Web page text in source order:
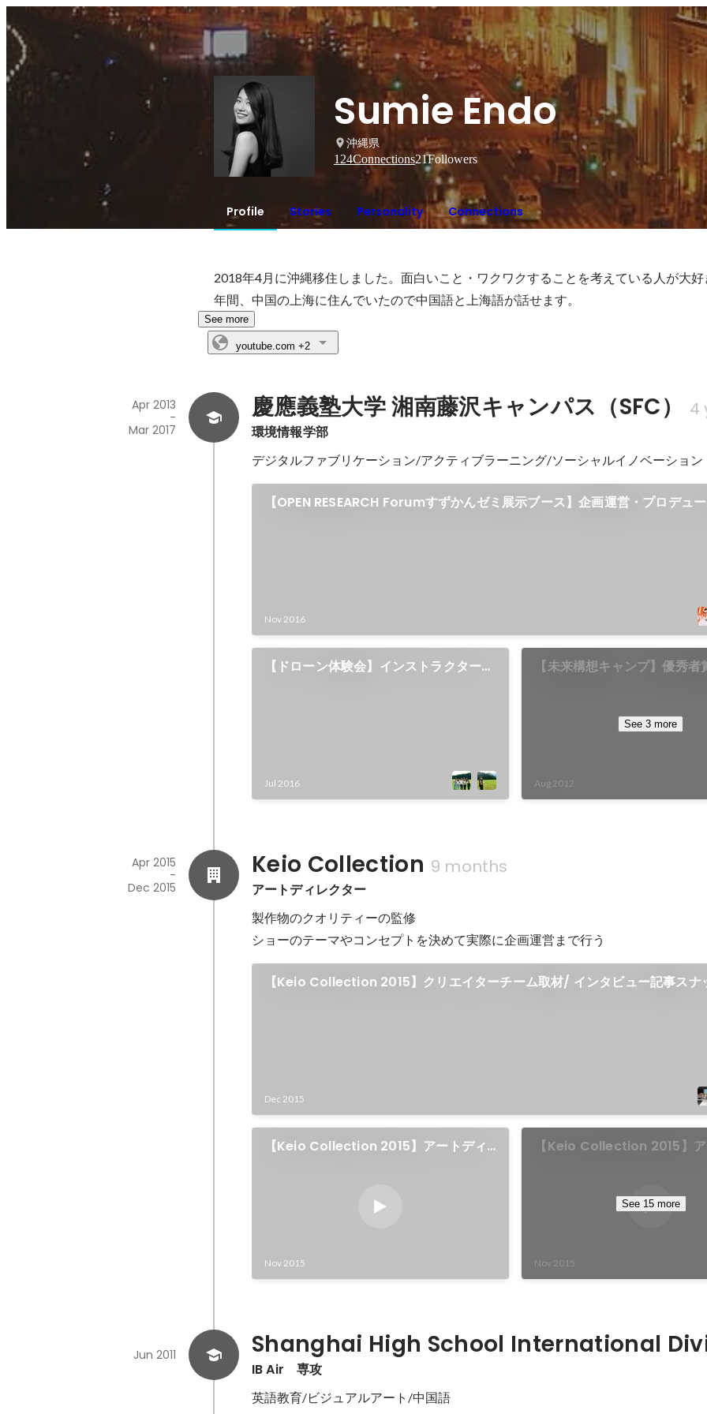
Sumie Endo
沖縄県
124Connections21Followers
Profile Stories Personality Connections
2018年4月に沖縄移住しました。面白いこと・ワクワクすることを考えている人が大
年間、中国の上海に住んでいたので中国語と上海語が話せます。
See more
youtube.com +2
慶應義塾大学 湘南藤沢キャンパス（SFC） 4
環境情報学部
Apr 2013
-
Mar 2017
デジタルファブリケーション/アクティブラーニング/ソーシャルイノベーション
【OPEN RESEARCH Forumすずかんゼミ展示ブース】企画運営・プロデュ
Nov 2016
【ドローン体験会】インストラクター/
Jul 2016
【未来構想キャンプ】優秀者
Aug 2012
See 3 more
Keio Collection 9 months
アートディレクター
Apr 2015
-
Dec 2015
製作物のクオリティーの監修
ショーのテーマやコンセプトを決めて実際に企画運営まで行う
【Keio Collection 2015】クリエイターチーム取材/ インタビュー記事スナ
Dec 2015
【Keio Collection 2015】アートディ
Nov 2015
【Keio Collection 2015】ア
Nov 2015
See 15 more
Shanghai High School International
IB Air　専攻
Jun 2011
英語教育/ビジュアルアート/中国語